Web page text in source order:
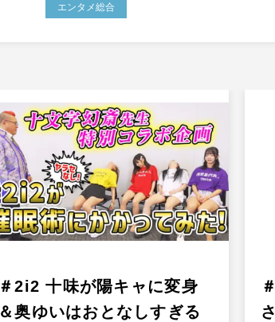
エンタメ総合
＃2i2 十味が陽キャに変身
＆奥ゆいはおとなしすぎる